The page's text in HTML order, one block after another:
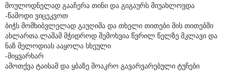
მოულოდნელად გააჩერა თინი და გიგაურს მიუახლოვდა
-წამოდი ვიცეკვოთ
ბიჭს მომხიბვლელად გაუღიმა და თხელი თითები მის თითებში
ახლართა.ლაშამ მჭიდროდ შემოხვია წვრილ წელზე მკლავი და
ნაზ მელოდიას ააყოლა სხეული
-მიყვარხარ
ამოთქვა ტაისამ და ყბაზე მოაკრო გავარვარებული ტუჩები